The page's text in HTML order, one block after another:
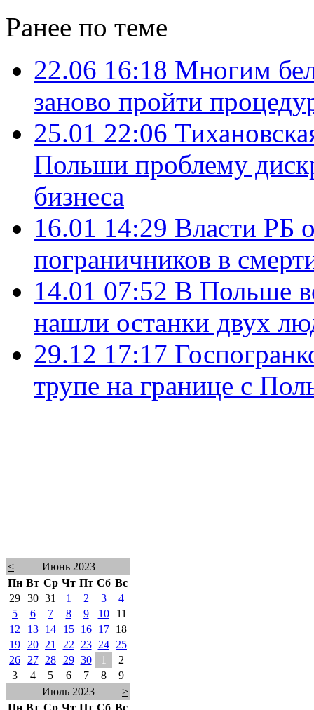
Ранее по теме
22.06 16:18 Многим
заново пройти
25.01 22:06
Польши проблему
бизнеса
16.01 14:29 Власти РБ
пограничников в
14.01 07:52 В Польше
нашли останки двух
29.12 17:17
трупе на границе с
<
Июнь 2023
Пн Вт Ср Чт Пт Сб Вс
29 30 31 1 2 3
4
5
6 7 8 9 10
11
12
13 14 15 16 17
18
19
20 21 22 23 24
25
26
27 28 29 30 1
2
3
4 5 6 7 8
9
Июль 2023
>
Пн Вт Ср Чт Пт Сб Вс